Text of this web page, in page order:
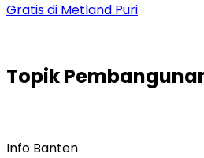
Gratis di Metland Puri
Topik
Info Banten